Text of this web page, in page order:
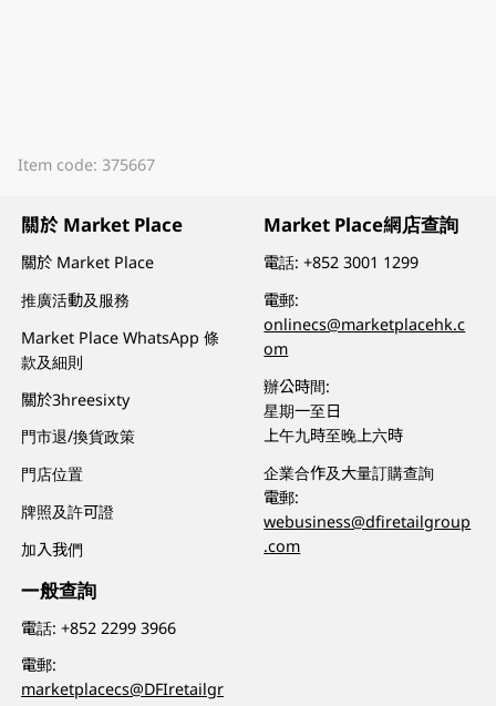
Item code: 375667
關於 Market Place
關於 Market Place
推廣活動及服務
Market Place WhatsApp 條
款及細則
關於3hreesixty
門市退/換貨政策
門店位置
牌照及許可證
加入我們
一般查詢
電話:+852 2299 3966
電郵:
marketplacecs@DFIretailgr
Market Place網店查詢
電話:+852 3001 1299
電郵:
onlinecs@marketplacehk.c
om
辦公時間:
星期一至日
上午九時至晚上六時
企業合作及大量訂購查詢
電郵:
webusiness@dfiretailgroup
.com